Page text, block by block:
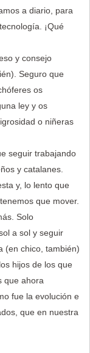
a diario, para
¡Qué
y consejo
Seguro que
os
ley y os
o niñeras
seguir trabajando
y catalanes.
y, lo lento que
que mover.
Solo
a sol y seguir
(en chico, también)
hijos de los que
que ahora
fue la evolución e
que en nuestra